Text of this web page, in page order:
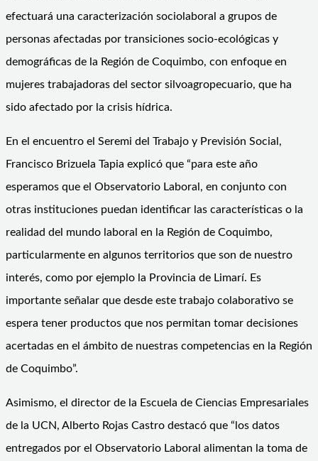
efectuará una caracterización sociolaboral a grupos de
personas afectadas por transiciones socio-ecológicas y
demográficas de la Región de Coquimbo, con enfoque en
mujeres trabajadoras del sector silvoagropecuario, que ha
sido afectado por la crisis hídrica.
En el encuentro el Seremi del Trabajo y Previsión Social,
Francisco Brizuela Tapia explicó que “para este año
esperamos que el Observatorio Laboral, en conjunto con
otras instituciones puedan identificar las características o la
realidad del mundo laboral en la Región de Coquimbo,
particularmente en algunos territorios que son de nuestro
interés, como por ejemplo la Provincia de Limarí. Es
importante señalar que desde este trabajo colaborativo se
espera tener productos que nos permitan tomar decisiones
acertadas en el ámbito de nuestras competencias en la Región
de Coquimbo”.
Asimismo, el director de la Escuela de Ciencias Empresariales
de la UCN, Alberto Rojas Castro destacó que “los datos
entregados por el Observatorio Laboral alimentan la toma de